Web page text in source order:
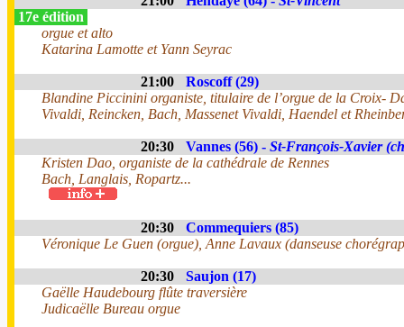
17e édition
orgue et alto
Katarina Lamotte et Yann Seyrac
21:00
Roscoff (29)
Blandine Piccinini organiste, titulaire de l’orgue de la Croix-
Vivaldi, Reincken, Bach, Massenet Vivaldi, Haendel et
20:30 Vannes (56) - St-François-Xavier
Kristen Dao, organiste de la cathédrale de Rennes
Bach, Langlais, Ropartz...
20:30
Commequiers (85)
Véronique Le Guen (orgue), Anne Lavaux (danseuse
20:30
Saujon (17)
Gaëlle Haudebourg flûte traversière
Judicaëlle Bureau orgue